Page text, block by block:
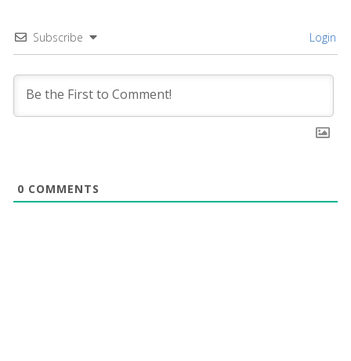
Subscribe Login
0 COMMENTS